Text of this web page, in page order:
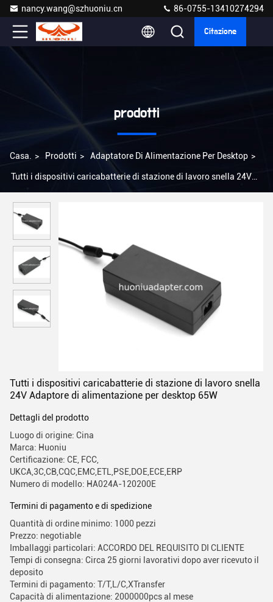
nancy.wang@szhuoniu.cn 86-0755-13410274294
Citazione
prodotti
Casa. > Prodotti > Adaptatore Di Alimentazione Per Desktop >
Tutti i dispositivi caricabatterie di stazione di lavoro snella 24V
Tutti i dispositivi caricabatterie di stazione di lavoro snella
24V Adaptore di alimentazione per desktop 65W
Dettagli del prodotto
Luogo di origine: Cina
Marca: Huoniu
Certificazione: CE, FCC,
UKCA,3C,CB,CQC,EMC,ETL,PSE,DOE,ECE,ERP
Numero di modello: HA024A-120200E
Termini di pagamento e di spedizione
Quantità di ordine minimo: 1000 pezzi
Prezzo: negotiable
Imballaggi particolari: ACCORDO DEL REQUISITO DI CLIENTE
Tempi di consegna: Circa 25 giorni lavorativi dopo aver ricevuto il
deposito
Termini di pagamento: T/T,L/C,XTransfer
Capacità di alimentazione: 2000000pcs al mese